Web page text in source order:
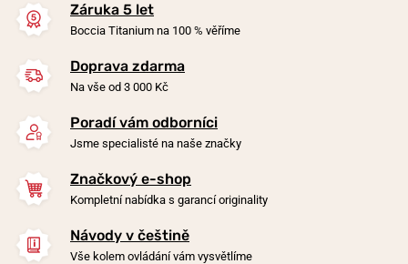
Náhrdelník Boccia Titanium
0858-01
Skladem
990 Kč
Náhrdelník Boccia Titanium
Záruka 5 let
Boccia Titanium na 100 % věříme
Doprava zdarma
Na vše od 3 000 Kč
Poradí vám odborníci
Jsme specialisté na naše značky
Značkový e-shop
Kompletní nabídka s garancí originality
Návody v češtině
Vše kolem ovládání vám vysvětlíme